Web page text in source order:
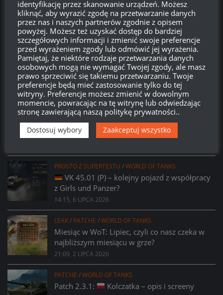
581
Dni
00
Godzin
31
Minut
51
Sekund
PROSTO Z SUPERTESTU/WORLD OF TANKS
Prsoto z Supertestu: Zmiany parametrów
AMX 29 Bélier
PROSTO Z SUPERTESTU /WORLD OF TANKS
VK 45.01 (P) – kolejny pojazd z współpracy
z Girls und Panzer?
14:15, 6 LIPCA 2026
LEAK/ PATCHE /WORLD OF TANKS
Miesiąc w WoT: Lipiec, czyli co nasz czeka w
najbliższym miesiącu w grze?
21:09, 2 LIPCA 2026
PATCHE /WORLD OF TANKS
Patch 2.3.1: Kolczatka – opis i screeny
identyfikację przez skanowanie urządzeń. Możesz
kliknąć, aby wyrazić zgodę na przetwarzanie danych
przez nas i naszych partnerów zgodnie z opisem
powyżej. Możesz też uzyskać dostęp do bardziej
szczegółowych informacji i zmienić swoje preferencje
przed wyrażeniem zgody lub odmówić jej wyrażenia.
Pamiętaj, że niektóre rodzaje przetwarzania danych
osobowych mogą nie wymagać Twojej zgody, ale masz
prawo sprzeciwić się takiemu przetwarzaniu. Twoje
preferencje będą mieć zastosowanie tylko do tej
witryny. Preferencje możesz zmienić w dowolnym
momencie, powracając na tę witrynę lub odwiedzając
stronę zawierającą naszą politykę prywatności..
Dostosuj wybory Zaakceptuj wszystko